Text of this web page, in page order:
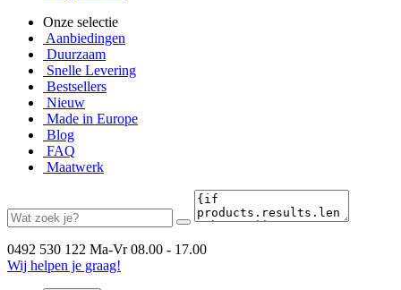
Onze selectie
Aanbiedingen
Duurzaam
Snelle Levering
Bestsellers
Nieuw
Made in Europe
Blog
FAQ
Maatwerk
0492 530 122 Ma-Vr 08.00 - 17.00
Wij helpen je graag!